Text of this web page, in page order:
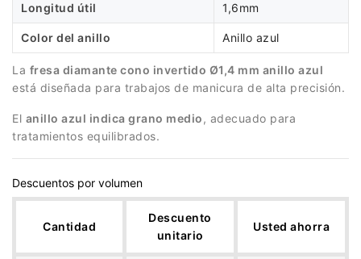
Longitud útil 1,6mm
Color del anillo Anillo azul
La fresa diamante cono invertido Ø1,4 mm anillo azul
está diseñada para trabajos de manicura de alta precisión.
El anillo azul indica grano medio, adecuado para
tratamientos equilibrados.
Descuentos por volumen
Cantidad
Descuento
unitario
Usted ahorra